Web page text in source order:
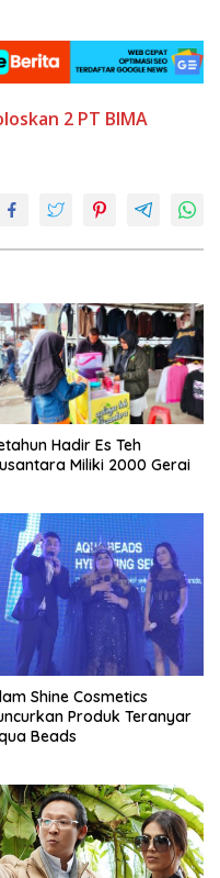
2 PT BIMA
Hadir Es Teh
Miliki 2000 Gerai
Shine Cosmetics
Produk Teranyar
Beads